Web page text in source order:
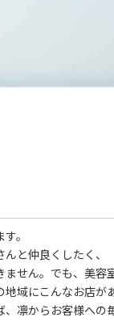
。
と仲良くしたく、
せん。でも、美容
地域にこんなお店
凛からお客様への